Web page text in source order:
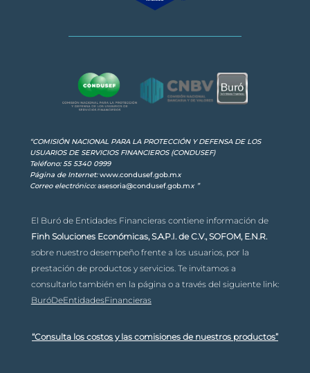
“COMISIÓN NACIONAL PARA LA PROTECCIÓN Y DEFENSA DE LOS
USUARIOS DE SERVICIOS FINANCIEROS (CONDUSEF)
Teléfono: 55 5340 0999
Página de Internet:www.condusef.gob.mx
Correo electrónico:asesoria@condusef.gob.mx”
El Buró de Entidades Financieras contiene información de
Finh Soluciones Económicas, S.A.P.I. de C.V., SOFOM, E.N.R.
sobre nuestro desempeño frente a los usuarios, por la
prestación de productos y servicios. Te invitamos a
consultarlo también en la página o a través del siguiente link:
BuróDeEntidadesFinancieras
“Consulta los costos y las comisiones de nuestros productos”